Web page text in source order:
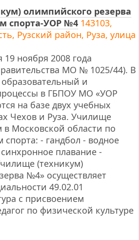
олимпийского резерва
спорта-УОР №4 143103,
Рузский район, Руза, улица
ноября 2008 года
МО № 1025/44). В
и
в ГБПОУ МО «УОР
на базе двух учебных
Чехов и Руза. Училище
в Московской области по
- гандбол - водное
плавание -
(техникум)
№4» осуществляет
49.02.01
с присвоением
по физической культуре